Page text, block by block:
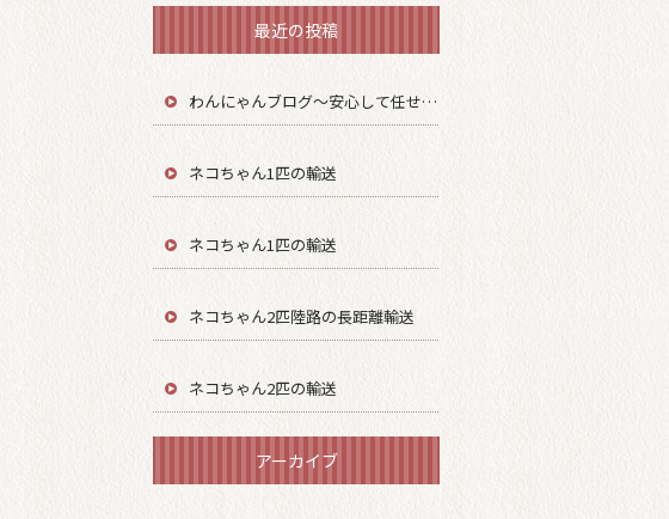
最近の投稿
わんにゃんブログ～安心して任せてもらう～
ネコちゃん1匹の輸送
ネコちゃん1匹の輸送
ネコちゃん2匹陸路の長距離輸送
ネコちゃん2匹の輸送
アーカイブ